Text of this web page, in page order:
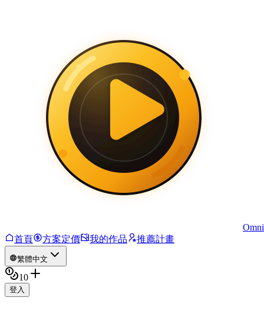
首頁
方案定價 我的作品 推薦計畫
繁體中文
10
登入